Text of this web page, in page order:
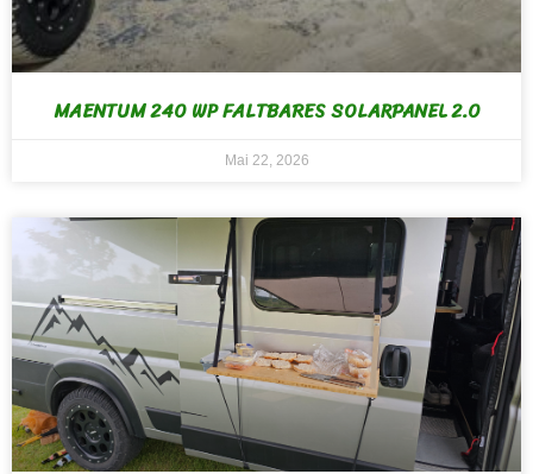
MAENTUM 240 WP FALTBARES SOLARPANEL 2.0
Mai 22, 2026